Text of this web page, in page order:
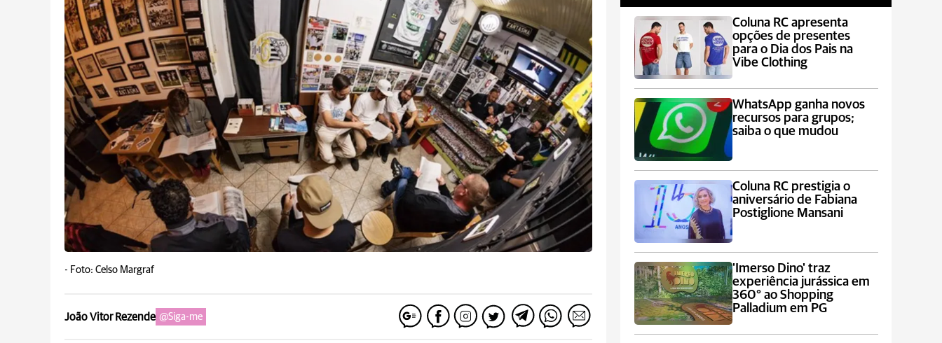
- Foto: Celso Margraf
João Vitor Rezende @Siga-me
Coluna RC apresenta
opções de presentes
para o Dia dos Pais na
Vibe Clothing
WhatsApp ganha novos
recursos para grupos;
saiba o que mudou
Coluna RC prestigia o
aniversário de Fabiana
Postiglione Mansani
'Imerso Dino' traz
experiência jurássica em
360° ao Shopping
Palladium em PG